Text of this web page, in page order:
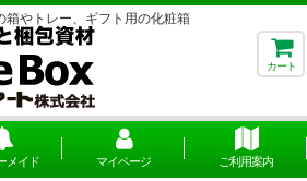
やトレー、ギフト用の化粧箱
カート
メイド マイページ ご利用案内